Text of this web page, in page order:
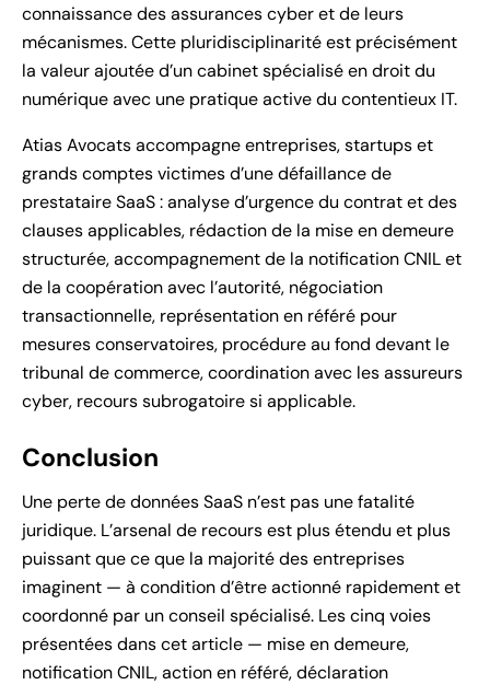
connaissance des assurances cyber et de leurs
mécanismes. Cette pluridisciplinarité est précisément
la valeur ajoutée d’un cabinet spécialisé en droit du
numérique avec une pratique active du contentieux IT.
Atias Avocats accompagne entreprises, startups et
grands comptes victimes d’une défaillance de
prestataire SaaS : analyse d’urgence du contrat et des
clauses applicables, rédaction de la mise en demeure
structurée, accompagnement de la notification CNIL et
de la coopération avec l’autorité, négociation
transactionnelle, représentation en référé pour
mesures conservatoires, procédure au fond devant le
tribunal de commerce, coordination avec les assureurs
cyber, recours subrogatoire si applicable.
Conclusion
Une perte de données SaaS n’est pas une fatalité
juridique. L’arsenal de recours est plus étendu et plus
puissant que ce que la majorité des entreprises
imaginent — à condition d’être actionné rapidement et
coordonné par un conseil spécialisé. Les cinq voies
présentées dans cet article — mise en demeure,
notification CNIL, action en référé, déclaration